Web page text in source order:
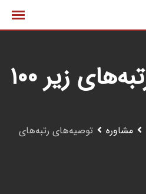
توصیه‌های رتبه‌های زیر ۱۰۰
مشاوره
توصیه‌های رتبه‌های